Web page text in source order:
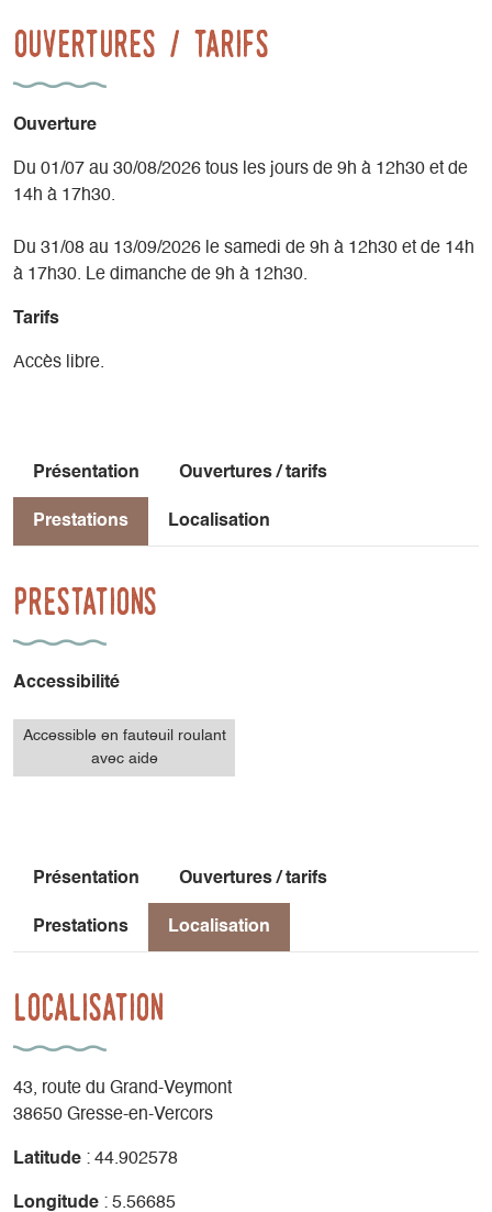
La nature préservée du village de Gresse en Vercors vous
offre des torrents, des forêts, des alpages,des prairies. Tout
un environnement idéal pour des retrouvailles, de la
seul ou entre amis le temps d'une journée, d'un week-end
ou des vacances.
Bouger beaucoup, ne rien faire du tout, respirer par-dessus
Ouvertures / tarifs
Ouverture
Du 01/07 au 30/08/2026 tous les jours de 9h à 12h30 et de
14h à 17h30.
Du 31/08 au 13/09/2026 le samedi de 9h à 12h30 et de 14h
à 17h30. Le dimanche de 9h à 12h30.
Tarifs
Accès libre.
Présentation Ouvertures / tarifs
Prestations Localisation
Prestations
Accessibilité
Accessible en fauteuil roulant
avec aide
Présentation Ouvertures / tarifs
Prestations Localisation
Localisation
43, route du Grand-Veymont
38650 Gresse-en-Vercors
Latitude : 44.902578
Longitude : 5.56685